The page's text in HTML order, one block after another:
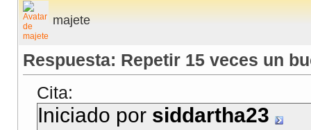
majete
Respuesta: Repetir 15 veces un
Cita:
Iniciado por siddartha23